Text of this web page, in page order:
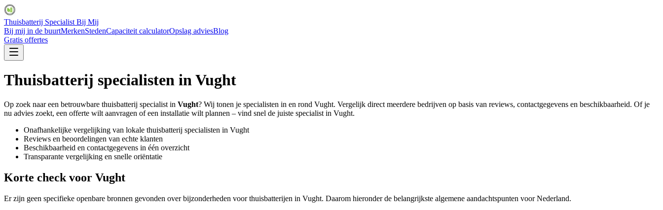
Thuisbatterij Specialist Bij Mij
Bij mij in de buurtMerkenStedenCapaciteit calculatorOpslag adviesBlog
Gratis offertes
Thuisbatterij specialisten inVught
Op zoek naar een betrouwbare thuisbatterij specialist in Vught? Wij tonen je specialisten in en rond Vught. Vergelijk direct meerdere bedrijven op basis van reviews, contactgegevens en beschikbaarheid. Of je
nu advies zoekt, een offerte wilt aanvragen of een installatie wilt plannen – vind snel de juiste specialist in Vught.
Onafhankelijke vergelijking van lokale thuisbatterij specialisten in Vught
Reviews en beoordelingen van echte klanten
Beschikbaarheid en contactgegevens in één overzicht
Transparante vergelijking en snelle oriëntatie
Korte check voor Vught
Er zijn geen specifieke openbare bronnen gevonden over bijzonderheden voor thuisbatterijen in Vught. Daarom hieronder de belangrijkste algemene aandachtspunten voor Nederland.